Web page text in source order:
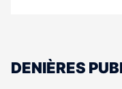
DENIÈRES